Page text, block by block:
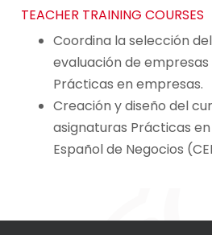
TEACHER TRAINING COURSES
Coordina la selección
evaluación de
Prácticas en empresas.
Creación y diseño del
asignaturas Prácticas
Español de Negocios
de